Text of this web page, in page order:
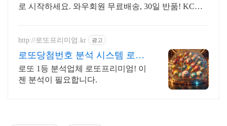
로 시작하세요. 와우회원 무료배송, 30일 반품! KC인
http://로또프리미엄.kr 광고
로또당첨번호 분석 시스템 로또
번호 분석업체
로또 1등 분석업체 로또프리미엄! 이
젠 분석이 필요합니다.